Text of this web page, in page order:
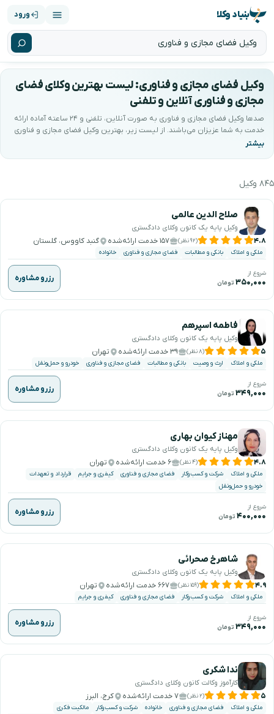
بنیاد وکلا ورود
وکیل فضای مجازی و فناوری: لیست بهترین وکلای فضای
مجازی و فناوری آنلاین و تلفنی
صدها وکیل فضای مجازی و فناوری به صورت آنلاین، تلفنی و ۲۴ ساعته آماده ارائه
خدمت به شما عزیزان می‌باشند. از لیست زیر، بهترین وکیل فضای مجازی و فناوری
را انتخاب کنید و شروع به گفتگو کنید. کیفیتِ مشاوره با ضمانتِ بنیاد وکلا
بهترین وکیل فضای مجازی و فناوری را جستجو و
۸۴۵ وکیل
صلاح الدین عالمی
وکیل پایه یک کانون وکلای دادگستری
۴.۸ (۹۲ نظر) ۱۵۷ خدمت ارائه‌شده گنبد کاووس، گلستان
ملکی و املاک بانکی و مطالبات فضای مجازی و فناوری خانواده
شروع از
۳۵۰,۰۰۰ تومان رزرو مشاوره
فاطمه اسپرهم
وکیل پایه یک کانون وکلای دادگستری
۵ (۸ نظر) ۳۹ خدمت ارائه‌شده تهران
ملکی و املاک ارث و وصیت بانکی و مطالبات فضای مجازی و فناوری خودرو و حمل‌ونقل
شروع از
۳۴۹,۰۰۰ تومان رزرو مشاوره
مهناز کیوان بهاری
وکیل پایه یک کانون وکلای دادگستری
۴.۸ (۴ نظر) ۶ خدمت ارائه‌شده تهران
ملکی و املاک شرکت و کسب‌وکار فضای مجازی و فناوری کیفری و جرایم
قرارداد و تعهدات
خودرو و حمل‌ونقل
شروع از
۴۰۰,۰۰۰ تومان رزرو مشاوره
شاهرخ صحرائی
وکیل پایه یک کانون وکلای دادگستری
۴.۹ (۱۵۹ نظر) ۶۶۷ خدمت ارائه‌شده تهران
ملکی و املاک شرکت و کسب‌وکار فضای مجازی و فناوری کیفری و جرایم
شروع از
۳۴۹,۰۰۰ تومان رزرو مشاوره
ندا شکری
کارآموز وکالت کانون وکلای دادگستری
۵ (۲ نظر) ۷ خدمت ارائه‌شده کرج، البرز
ملکی و املاک فضای مجازی و فناوری خانواده شرکت و کسب‌وکار مالکیت فکری